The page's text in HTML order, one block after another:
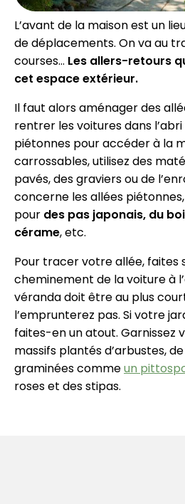
L’avant de la maison est un
de déplacements. On va au
courses… Les allers-retours
cet espace extérieur.
Il faut alors aménager des
rentrer les voitures dans
piétonnes pour accéder à la
carrossables, utilisez des
pavés, des graviers ou de
concerne les allées
pour des pas japonais, du
cérame, etc.
Pour tracer votre allée, faites
cheminement de la voiture à
véranda doit être au plus
l’emprunterez pas. Si votre
faites-en un atout. Garnissez
massifs plantés d’arbustes,
graminées commeun
roses et des stipas.